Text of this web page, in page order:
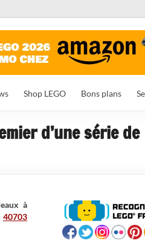
Shop LEGO Bons plans
d’une série de
à
40703